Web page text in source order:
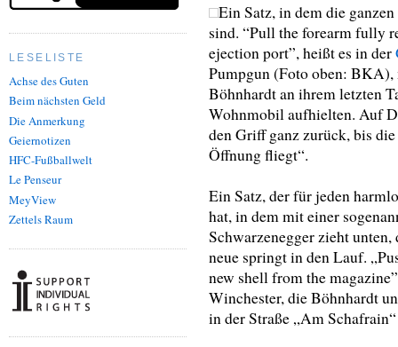
LESELISTE
Achse des Guten
Beim nächsten Geld
Die Anmerkung
Geiernotizen
HFC-Fußballwelt
Le Penseur
MeyView
Zettels Raum
Ein Satz, in dem die
sind. “Pull the forearm fully
ejection port”, heißt es in der
Pumpgun (Foto oben:
Böhnhardt an ihrem letzten
Wohnmobil aufhielten. Auf
den Griff ganz zurück, bis
Öffnung fliegt“.
Ein Satz, der für jeden
hat, in dem mit einer
Schwarzenegger zieht
neue springt in den Lauf.
new shell from the
Winchester, die Böhnhardt
in der Straße „Am